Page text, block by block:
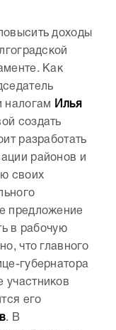
доходы
Как
налогам
Илья
создать
разработать
районов и
своих
предложение
в рабочую
что главного
губернатора
участников
его
. В